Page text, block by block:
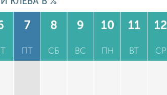
7
ПТ
8
СБ
9
ВС
10
ПН
11
ВТ
12
СР